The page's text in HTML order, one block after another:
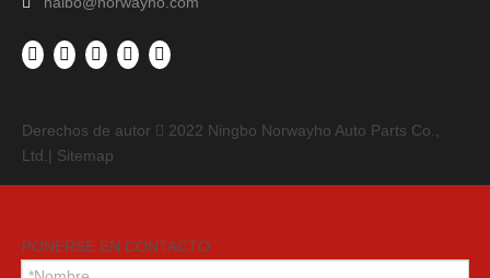
Derechos de autor  2022 Ningbo Norwayho Auto Parts Co.,
Ltd.| Sitemap
PONERSE EN CONTACTO